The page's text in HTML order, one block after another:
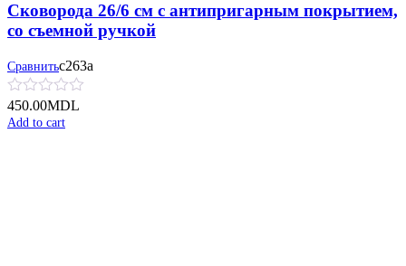
Сковорода 26/6 см с антипригарным покрытием,
со съемной ручкой
Сравнитьс263а
450.00MDL
Add to cart